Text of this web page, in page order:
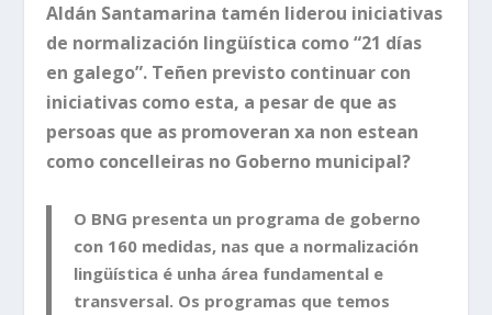
Aldán Santamarina tamén liderou iniciativas
de normalización lingüística como “21 días
en galego”. Teñen previsto continuar con
iniciativas como esta, a pesar de que as
persoas que as promoveran xa non estean
como concelleiras no Goberno municipal?
O BNG presenta un programa de goberno
con 160 medidas, nas que a normalización
lingüística é unha área fundamental e
transversal. Os programas que temos